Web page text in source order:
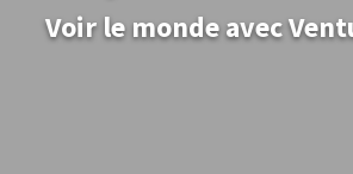
Voir le monde avec